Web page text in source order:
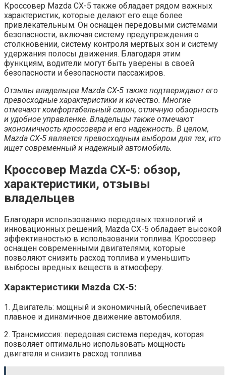
Кроссовер Mazda СХ-5 также обладает рядом важных
характеристик, которые делают его еще более
привлекательным. Он оснащен передовыми системами
безопасности, включая систему предупреждения о
столкновении, систему контроля мертвых зон и систему
удержания полосы движения. Благодаря этим
функциям, водители могут быть уверены в своей
безопасности и безопасности пассажиров.
Отзывы владельцев Mazda СХ-5 также подтверждают его
превосходные характеристики и качество. Многие
отмечают комфортабельный салон, отличную обзорность
и удобное управление. Владельцы также отмечают
экономичность кроссовера и его надежность. В целом,
Mazda СХ-5 является превосходным выбором для тех, кто
ищет современный и надежный автомобиль.
Кроссовер Mazda СХ-5: обзор,
характеристики, отзывы
владельцев
Благодаря использованию передовых технологий и
инновационных решений, Mazda СХ-5 обладает высокой
эффективностью в использовании топлива. Кроссовер
оснащен современными двигателями, которые
позволяют снизить расход топлива и уменьшить
выбросы вредных веществ в атмосферу.
Характеристики Mazda СХ-5:
1. Двигатель: мощный и экономичный, обеспечивает
плавное и динамичное движение автомобиля.
2. Трансмиссия: передовая система передач, которая
позволяет оптимально использовать мощность
двигателя и снизить расход топлива.